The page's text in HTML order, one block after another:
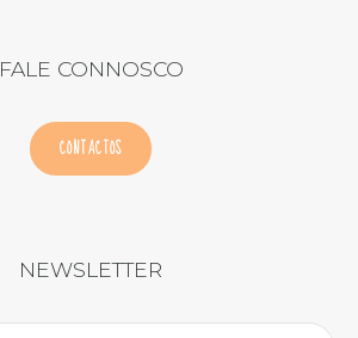
FALE CONNOSCO
CONTACTOS
NEWSLETTER